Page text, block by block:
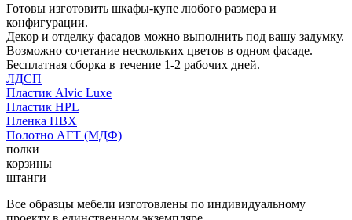
Готовы изготовить шкафы-купе любого размера и
конфигурации.
Декор и отделку фасадов можно выполнить под вашу задумку.
Возможно сочетание нескольких цветов в одном фасаде.
Бесплатная сборка в течение 1-2 рабочих дней.
ЛДСП
Пластик Alvic Luxe
Пластик HPL
Пленка ПВХ
Полотно АГТ (МДФ)
полки
корзины
штанги
Все образцы мебели изготовлены по индивидуальному